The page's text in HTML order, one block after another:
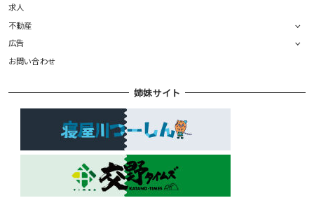
求人
不動産
広告
お問い合わせ
姉妹サイト